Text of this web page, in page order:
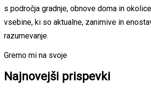
s področja gradnje, obnove doma in
vsebine, ki so aktualne, zanimive in
razumevanje.
Gremo mi na svoje
Najnovejši prispevki